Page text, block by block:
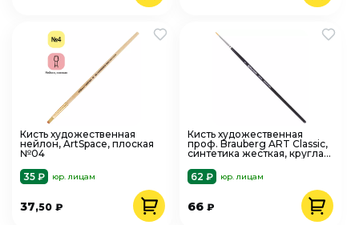
Кисть художественная
нейлон, ArtSpace, плоская
№04
35 ₽
юр. лицам
37,50 ₽
Кисть художественная
проф. Brauberg ART Classic,
синтетика жесткая, круглая,
62 ₽
юр. лицам
66₽